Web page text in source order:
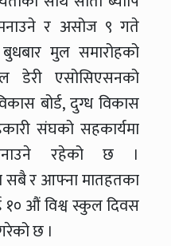
र असोज ९ गते
मुल समारोहको
डेरी एसोसिएसनको
बोर्ड, दुग्ध विकास
संघको सहकार्यमा
मनाउने रहेको छ ।
सबै र आफ्ना मातहतका
१० औं विश्व स्कुल दिवस
छ ।